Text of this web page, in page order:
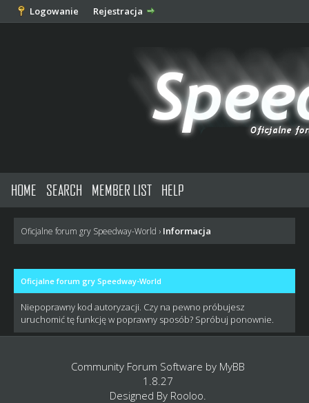
Logowanie Rejestracja
HOME SEARCH MEMBER LIST HELP
Oficjalne forum gry Speedway-World › Informacja
Oficjalne forum gry Speedway-World
Niepoprawny kod autoryzacji. Czy na pewno próbujesz
uruchomić tę funkcję w poprawny sposób? Spróbuj ponownie.
Community Forum Software by MyBB
1.8.27
Designed By Rooloo.